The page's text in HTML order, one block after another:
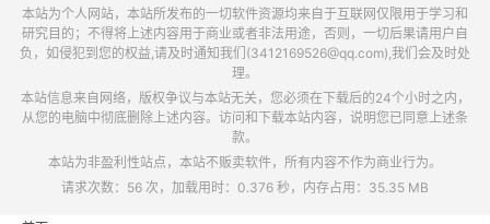
本站为个人网站，本站所发布的一切软件资源均来自于互联网仅限用于学习和
研究目的；不得将上述内容用于商业或者非法用途，否则，一切后果请用户自
负，如侵犯到您的权益,请及时通知我们(3412169526@qq.com),我们会及时处
理。
本站信息来自网络，版权争议与本站无关，您必须在下载后的24个小时之内，
从您的电脑中彻底删除上述内容。访问和下载本站内容，说明您已同意上述条
款。
本站为非盈利性站点，本站不贩卖软件，所有内容不作为商业行为。
请求次数：56 次，加载用时：0.376 秒，内存占用：35.35 MB